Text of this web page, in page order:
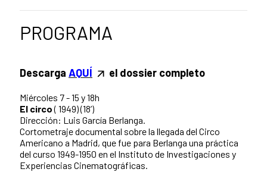
PROGRAMA
Descarga AQUÍ el dossier completo
Miércoles 7 - 15 y 18h
El circo( 1949) (18’)
Dirección: Luis García Berlanga.
Cortometraje documental sobre la llegada del Circo
Americano a Madrid, que fue para Berlanga una práctica
del curso 1949-1950 en el Instituto de Investigaciones y
Experiencias Cinematográficas.